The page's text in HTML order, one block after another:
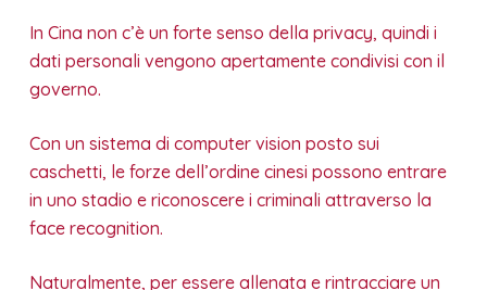
In Cina non c’è un forte senso della privacy, quindi i
dati personali vengono apertamente condivisi con il
governo.
Con un sistema di computer vision posto sui
caschetti, le forze dell’ordine cinesi possono entrare
in uno stadio e riconoscere i criminali attraverso la
face recognition.
Naturalmente, per essere allenata e rintracciare un